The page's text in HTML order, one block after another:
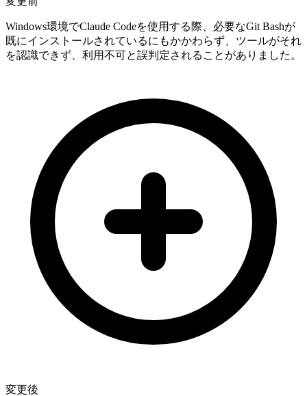
Windows環境でClaude Codeを使用する際、必要なGit Bashが
既にインストールされているにもかかわらず、ツールがそれ
を認識できず、利用不可と誤判定されることがありました。
変更後